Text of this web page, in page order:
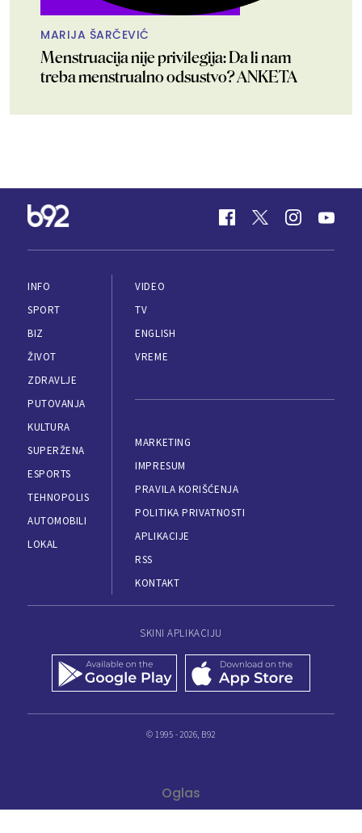
MARIJA ŠARČEVIĆ
Menstruacija nije privilegija: Da li nam
treba menstrualno odsustvo? ANKETA
INFO
SPORT
BIZ
ŽIVOT
ZDRAVLJE
PUTOVANJA
KULTURA
SUPERŽENA
ESPORTS
TEHNOPOLIS
AUTOMOBILI
LOKAL
VIDEO
TV
ENGLISH
VREME
MARKETING
IMPRESUM
PRAVILA KORIŠĆENJA
POLITIKA PRIVATNOSTI
APLIKACIJE
RSS
KONTAKT
SKINI APLIKACIJU
© 1995 - 2026, B92